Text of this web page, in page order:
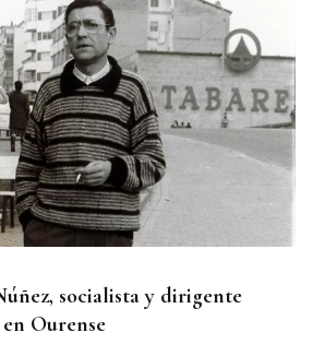
socialista y dirigente
Ourense